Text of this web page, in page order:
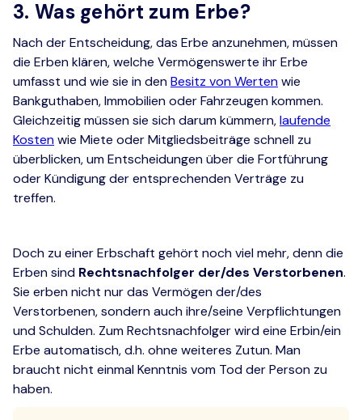
3. Was gehört zum Erbe?
Nach der Entscheidung, das Erbe anzunehmen, müssen
die Erben klären, welche Vermögenswerte ihr Erbe
umfasst und wie sie in denBesitz von Wertenwie
Bankguthaben, Immobilien oder Fahrzeugen kommen.
Gleichzeitig müssen sie sich darum kümmern,laufende
Kostenwie Miete oder Mitgliedsbeiträge schnell zu
überblicken, um Entscheidungen über die Fortführung
oder Kündigung der entsprechenden Verträge zu
treffen.
Doch zu einer Erbschaft gehört noch viel mehr, denn die
Erben sind Rechtsnachfolger der/des Verstorbenen.
Sie erben nicht nur das Vermögen der/des
Verstorbenen, sondern auch ihre/seine Verpflichtungen
und Schulden. Zum Rechtsnachfolger wird eine Erbin/ein
Erbe automatisch, d.h. ohne weiteres Zutun. Man
braucht nicht einmal Kenntnis vom Tod der Person zu
haben.